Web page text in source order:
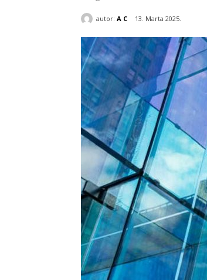
autor: A C 13. Marta 2025.